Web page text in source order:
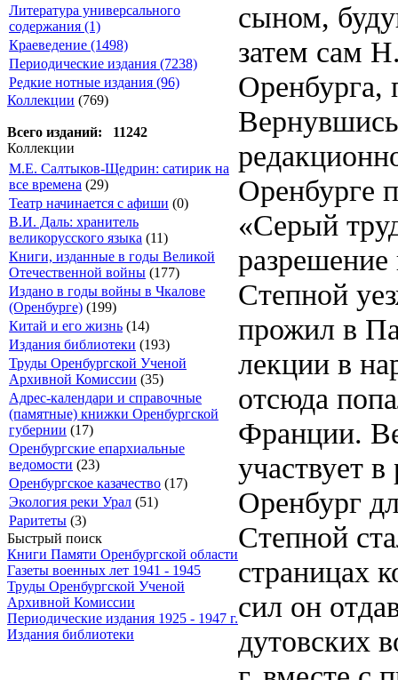
Литература универсального
содержания (1)
Краеведение (1498)
Периодические издания (7238)
Редкие нотные издания (96)
Коллекции (769)
Всего изданий: 11242
Коллекции
М.Е. Салтыков-Щедрин: сатирик на
все времена (29)
Театр начинается с афиши (0)
В.И. Даль: хранитель
великорусского языка (11)
Книги, изданные в годы Великой
Отечественной войны (177)
Издано в годы войны в Чкалове
(Оренбурге) (199)
Китай и его жизнь (14)
Издания библиотеки (193)
Труды Оренбургской Ученой
Архивной Комиссии (35)
Адрес-календари и справочные
(памятные) книжки Оренбургской
губернии (17)
Оренбургские епархиальные
ведомости (23)
Оренбургское казачество (17)
Экология реки Урал (51)
Раритеты (3)
Быстрый поиск
Книги Памяти Оренбургской области
Газеты военных лет 1941 - 1945
Труды Оренбургской Ученой
Архивной Комиссии
Периодические издания 1925 - 1947 г.
Издания библиотеки
сыном,
затем сам
Оренбурга,
Оренбурге
«Серый
Степной
прожил в
лекции в
отсюда
Франции.
участвует
Оренбург
Степной
страницах
сил он
дутовских